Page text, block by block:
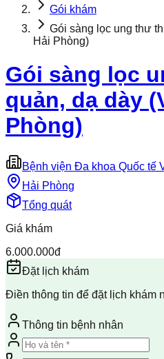
Gói khám
Gói sàng lọc ung thư
Hải Phòng)
Gói sàng lọc
quản, dạ dày
Phòng)
Bệnh viện Đa khoa Quốc tế
Hải Phòng
Tổng quát
Giá khám
6.000.000đ
Đặt lịch khám
Điền thông tin để đặt lịch khám
Thông tin bệnh nhân